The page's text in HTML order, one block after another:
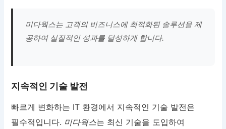
미다웍스는 고객의 비즈니스에 최적화된 솔루션을 제
공하여 실질적인 성과를 달성하게 합니다.
지속적인 기술 발전
빠르게 변화하는 IT 환경에서 지속적인 기술 발전은
필수적입니다. 미다웍스는 최신 기술을 도입하여